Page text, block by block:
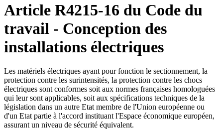
Article R4215-16 du Code du
travail - Conception des
installations électriques
Les matériels électriques ayant pour fonction le sectionnement, la
protection contre les surintensités, la protection contre les chocs
électriques sont conformes soit aux normes françaises homologuées
qui leur sont applicables, soit aux spécifications techniques de la
législation dans un autre Etat membre de l'Union européenne ou
d'un Etat partie à l'accord instituant l'Espace économique européen,
assurant un niveau de sécurité équivalent.